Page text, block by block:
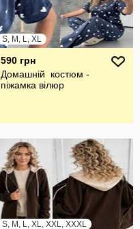
S, M, L, XL
590 грн
Домашній костюм -
піжамка вілюр
S, M, L, XL, XXL, XXXL